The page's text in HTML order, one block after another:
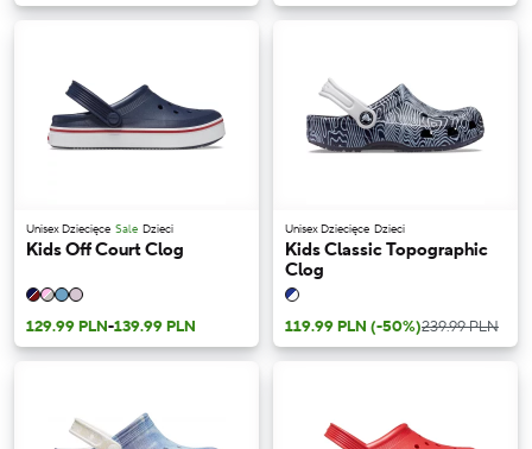
Unisex Dziecięce Sale Dzieci
Kids Off Court Clog
129.99 PLN-139.99 PLN
Unisex Dziecięce Dzieci
Kids Classic Topographic
Clog
119.99 PLN (-50%)239.99 PLN